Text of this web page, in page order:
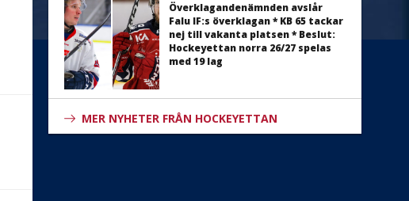
Överklagandenämnden avslår
Falu IF:s överklagan * KB 65 tackar
nej till vakanta platsen * Beslut:
Hockeyettan norra 26/27 spelas
med 19 lag
MER NYHETER FRÅN HOCKEYETTAN